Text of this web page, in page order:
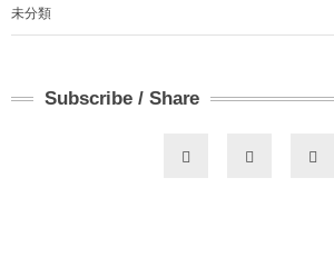
未分類
Subscribe / Share